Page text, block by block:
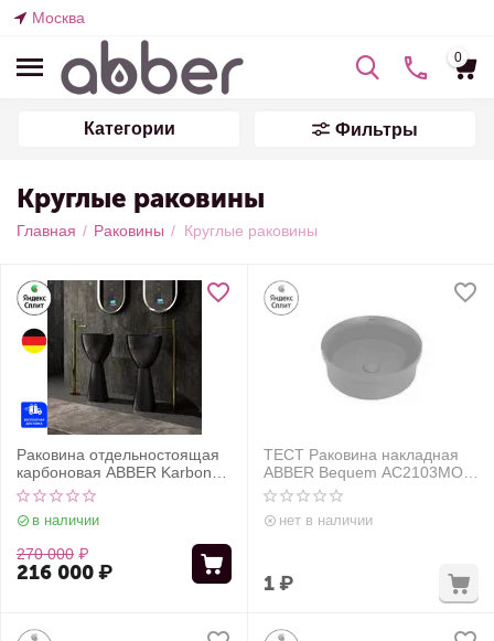
Москва
0
Категории Фильтры
Круглые раковины
Главная / Раковины / Круглые раковины
Раковина отдельностоящая
карбоновая ABBER Karbon
AK2003 черная
в наличии
270 000 ₽
216 000₽
ТЕСТ Раковина накладная
ABBER Bequem AC2103MO
оранжевая матовая
нет в наличии
1₽